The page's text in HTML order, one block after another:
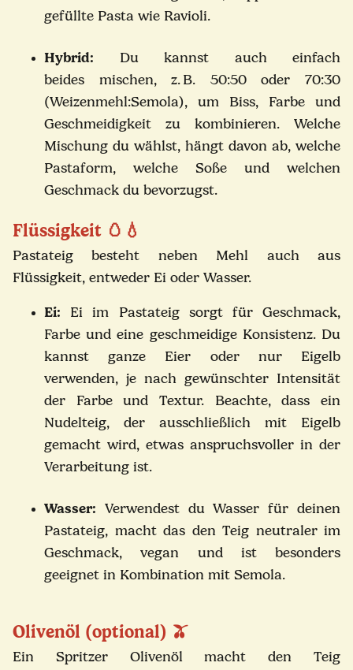
gefüllte Pasta wie Ravioli.
Hybrid: Du kannst auch einfach
beides mischen, z. B. 50:50 oder 70:30
(Weizenmehl:Semola), um Biss, Farbe und
Geschmeidigkeit zu kombinieren. Welche
Mischung du wählst, hängt davon ab, welche
Pastaform, welche Soße und welchen
Geschmack du bevorzugst.
Flüssigkeit 🥚💧
Pastateig besteht neben Mehl auch aus
Flüssigkeit, entweder Ei oder Wasser.
Ei: Ei im Pastateig sorgt für Geschmack,
Farbe und eine geschmeidige Konsistenz. Du
kannst ganze Eier oder nur Eigelb
verwenden, je nach gewünschter Intensität
der Farbe und Textur. Beachte, dass ein
Nudelteig, der ausschließlich mit Eigelb
gemacht wird, etwas anspruchsvoller in der
Verarbeitung ist.
Wasser: Verwendest du Wasser für deinen
Pastateig, macht das den Teig neutraler im
Geschmack, vegan und ist besonders
geeignet in Kombination mit Semola.
Olivenöl (optional) 🫒
Ein Spritzer Olivenöl macht den Teig